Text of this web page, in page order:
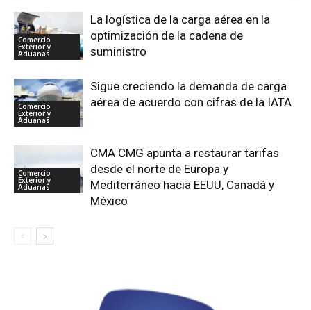
Comercio
Exterior y
Aduanas
La logística de la carga aérea en la
optimización de la cadena de
suministro
Comercio
Exterior y
Aduanas
Sigue creciendo la demanda de carga
aérea de acuerdo con cifras de la IATA
Comercio
Exterior y
Aduanas
CMA CMG apunta a restaurar tarifas
desde el norte de Europa y
Mediterráneo hacia EEUU, Canadá y
México